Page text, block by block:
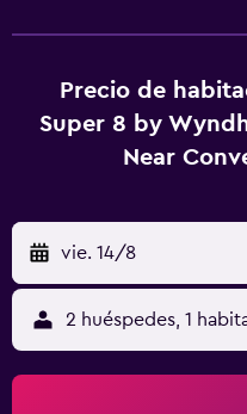
Precio de
Super 8 by
Near
vie. 14/8
2 huéspedes, 1